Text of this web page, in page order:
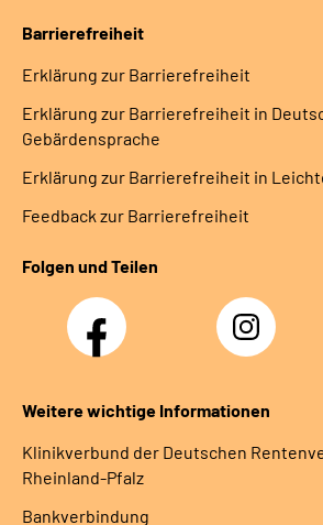
Barrierefreiheit
Erklärung zur Barrierefreiheit
Erklärung zur Barrierefreiheit in
Gebärdensprache
Erklärung zur Barrierefreiheit in
Feedback zur Barrierefreiheit
Folgen und Teilen
Facebook
Instagram
DRV
Nachwuchskräfte
Weitere wichtige Informationen
Klinikverbund der Deutschen
Rheinland-Pfalz
Bankverbindung